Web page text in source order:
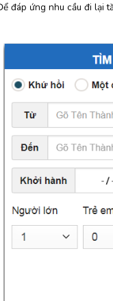
đáp ứng nhu cầu đi lại